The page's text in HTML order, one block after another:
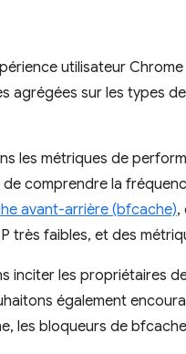
utilisateur Chrome
agrégées sur les types
les métriques de
comprendre la
avant-arrière (bfcache),
très faibles, et des
inciter les propriétaires
également
les bloqueurs de